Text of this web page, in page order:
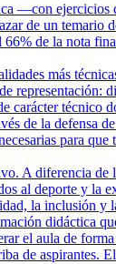
—con ejercicios
de un temario
de la nota
más
representación:
carácter técnico
de la defensa
para que
A diferencia de
al deporte y la
la inclusión y
didáctica
el aula de
de aspirantes.